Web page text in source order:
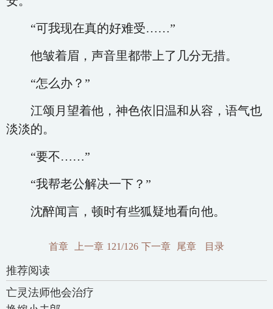
“可我现在真的好难受……”
他皱着眉，声音里都带上了几分无措。
“怎么办？”
江颂月望着他，神色依旧温和从容，语气也
淡淡的。
“要不……”
“我帮老公解决一下？”
沈醉闻言，顿时有些狐疑地看向他。
首章 上一章 121/126 下一章 尾章 目录
推荐阅读
亡灵法师他会治疗